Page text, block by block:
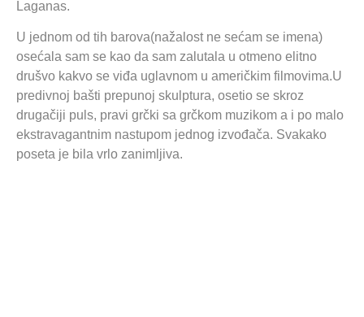
Laganas.
U jednom od tih barova(nažalost ne sećam se imena)
osećala sam se kao da sam zalutala u otmeno elitno
drušvo kakvo se viđa uglavnom u američkim filmovima.U
predivnoj bašti prepunoj skulptura, osetio se skroz
drugačiji puls, pravi grčki sa grčkom muzikom a i po malo
ekstravagantnim nastupom jednog izvođača. Svakako
poseta je bila vrlo zanimljiva.